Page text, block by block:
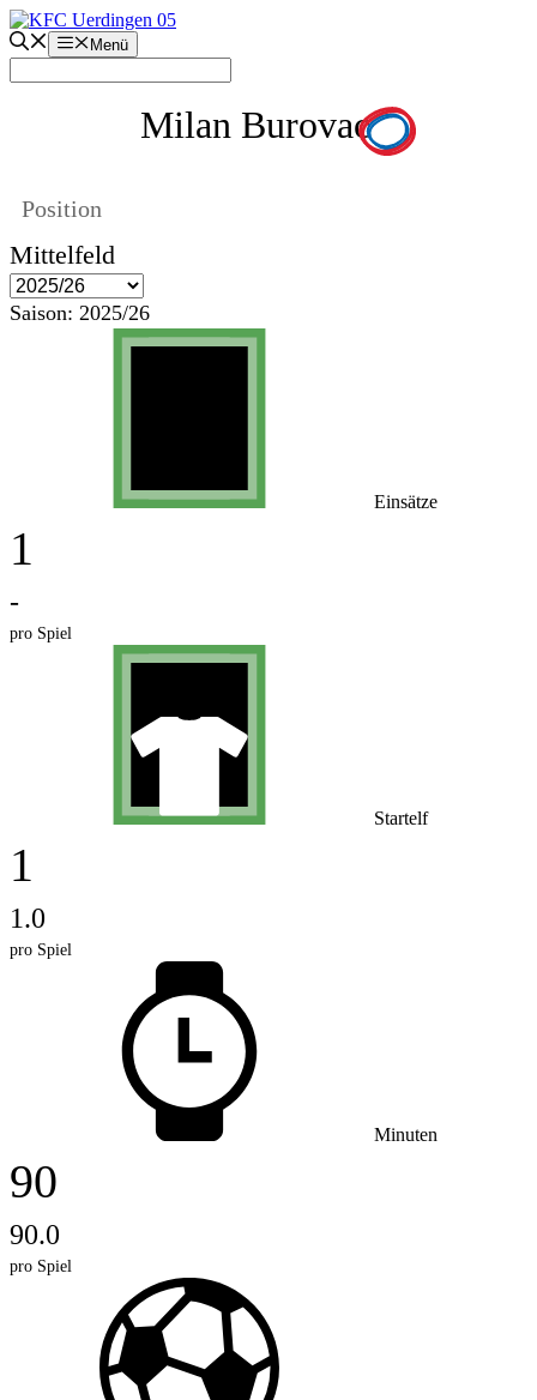
Zum
Inhalt
springen
Menü
Milan Burovac
Position
Mittelfeld
Saison: 2025/26
Einsätze
1
-
pro Spiel
Startelf
1
1.0
pro Spiel
Minuten
90
90.0
pro Spiel